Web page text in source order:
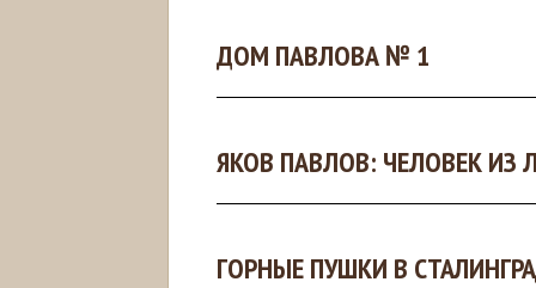
ДОМ ПАВЛОВА № 1
ЯКОВ ПАВЛОВ: ЧЕЛОВЕК ИЗ
ГОРНЫЕ ПУШКИ В